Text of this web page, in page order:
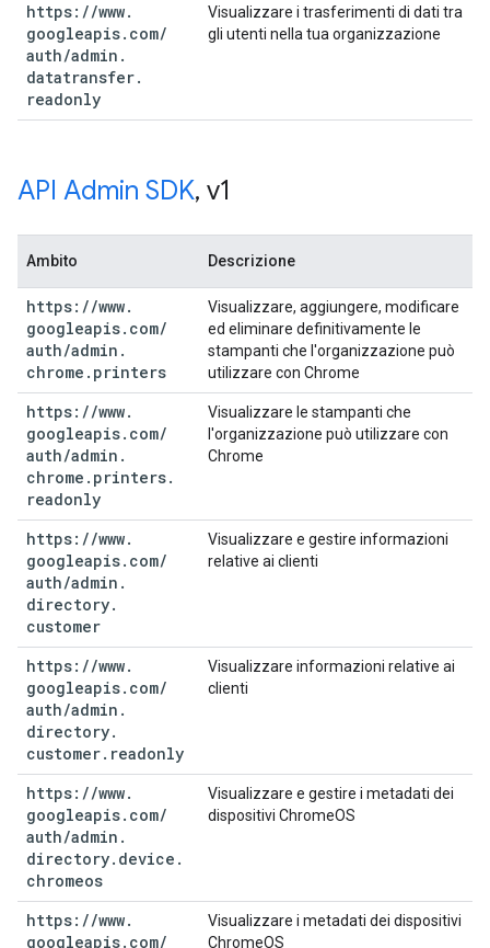
https: //www.
googleapis. com/
auth/admin .
datatransfer.
readonly
Visualizzare i trasferimenti di dati tra
gli utenti nella tua organizzazione
API Admin SDK, v1
Ambito Descrizione
https: //www.
googleapis. com/
auth/admin .
chrome . printers
Visualizzare, aggiungere, modificare
ed eliminare definitivamente le
stampanti che l'organizzazione può
utilizzare con Chrome
https: //www.
googleapis. com/
auth/admin .
chrome . printers.
readonly
Visualizzare le stampanti che
l'organizzazione può utilizzare con
Chrome
https: //www.
googleapis. com/
auth/admin .
directory.
customer
Visualizzare e gestire informazioni
relative ai clienti
https: //www.
googleapis. com/
auth/admin .
directory.
customer. readonly
Visualizzare informazioni relative ai
clienti
https: //www.
googleapis. com/
auth/admin .
directory. device .
chromeos
Visualizzare e gestire i metadati dei
dispositivi ChromeOS
https: //www.
googleapis. com/
Visualizzare i metadati dei dispositivi
ChromeOS